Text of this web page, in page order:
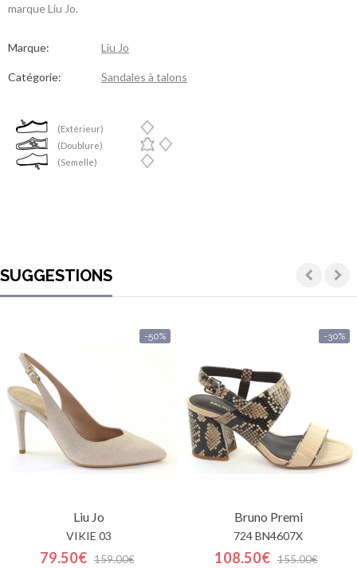
marque Liu Jo.
Marque: Liu Jo
Catégorie: Sandales à talons
(Extérieur)
(Doublure)
(Semelle)
SUGGESTIONS
-50%
Liu Jo
VIKIE 03
79.50€ 159.00€
-30%
Bruno Premi
724 BN4607X
108.50€ 155.00€